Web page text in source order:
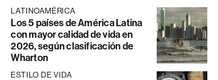
LATINOAMÉRICA
Los 5 países de América Latina
con mayor calidad de vida en
2026, según clasificación de
Wharton
ESTILO DE VIDA